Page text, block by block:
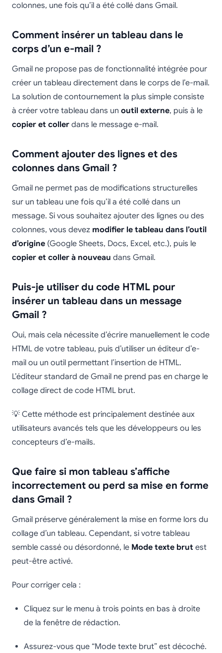
colonnes, une fois qu’il a été collé dans Gmail.
Comment insérer un tableau dans le
corps d’un e-mail ?
Gmail ne propose pas de fonctionnalité intégrée pour
créer un tableau directement dans le corps de l’e-mail.
La solution de contournement la plus simple consiste
à créer votre tableau dans un outil externe, puis à le
copier et coller dans le message e-mail.
Comment ajouter des lignes et des
colonnes dans Gmail ?
Gmail ne permet pas de modifications structurelles
sur un tableau une fois qu’il a été collé dans un
message. Si vous souhaitez ajouter des lignes ou des
colonnes, vous devez modifier le tableau dans l’outil
d’origine (Google Sheets, Docs, Excel, etc.), puis le
copier et coller à nouveau dans Gmail.
Puis-je utiliser du code HTML pour
insérer un tableau dans un message
Gmail ?
Oui, mais cela nécessite d’écrire manuellement le code
HTML de votre tableau, puis d’utiliser un éditeur d’e-
mail ou un outil permettant l’insertion de HTML.
L’éditeur standard de Gmail ne prend pas en charge le
collage direct de code HTML brut.
💡 Cette méthode est principalement destinée aux
utilisateurs avancés tels que les développeurs ou les
concepteurs d’e-mails.
Que faire si mon tableau s’affiche
incorrectement ou perd sa mise en forme
dans Gmail ?
Gmail préserve généralement la mise en forme lors du
collage d’un tableau. Cependant, si votre tableau
semble cassé ou désordonné, le Mode texte brut est
peut-être activé.
Pour corriger cela :
Cliquez sur le menu à trois points en bas à droite
de la fenêtre de rédaction.
Assurez-vous que “Mode texte brut” est décoché.